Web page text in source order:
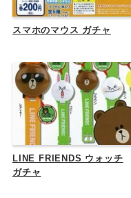
スマホのマウス ガチャ
LINE FRIENDS ウォッチ
ガチャ